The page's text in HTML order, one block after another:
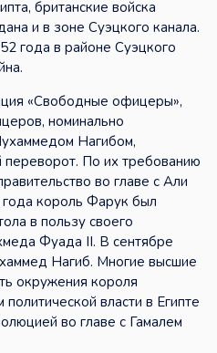
британские войска
и в зоне Суэцкого канала.
года в районе Суэцкого
«Свободные офицеры»,
номинально
Нагибом,
переворот. По их требованию
во главе с Али
король Фарук был
в пользу своего
Фуада II. В сентябре
Нагиб. Многие высшие
окружения короля
власти в Египте
во главе с Гамалем